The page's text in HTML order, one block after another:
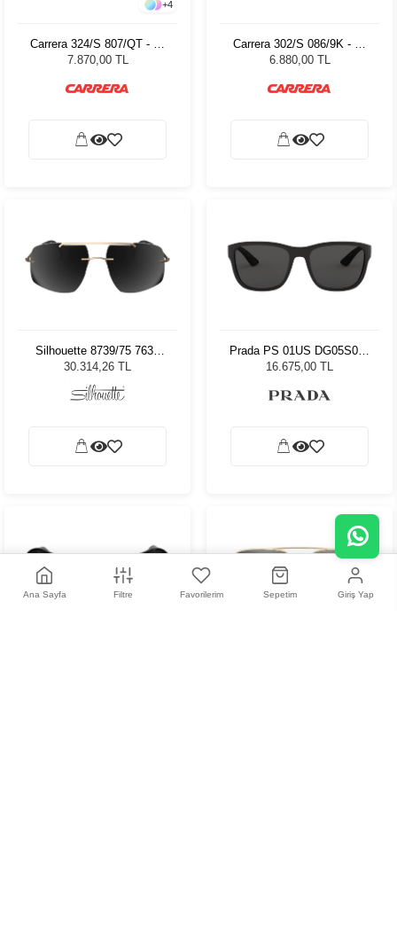
+4
Carrera 324/S 807/QT - 59
Erkek Güneş Gözlüğü
7.870,00 TL
Carrera 302/S 086/9K - 59
Erkek Güneş Gözlüğü
6.880,00 TL
Silhouette 8739/75 7630
Erkek Güneş Gözlüğü
30.314,26 TL
Prada PS 01US DG05S059
Unisex Güneş Gözlüğü
16.675,00 TL
Ana Sayfa Filtre Favorilerim Sepetim Giriş Yap